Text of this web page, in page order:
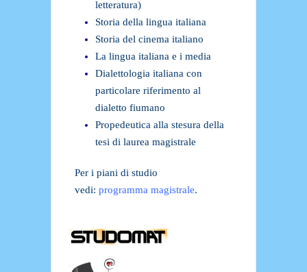
letteratura)
Storia della lingua italiana
Storia del cinema italiano
La lingua italiana e i media
Dialettologia italiana con
particolare riferimento al
dialetto fiumano
Propedeutica alla stesura della
tesi di laurea magistrale
Per i piani di studio
vedi: programma magistrale.